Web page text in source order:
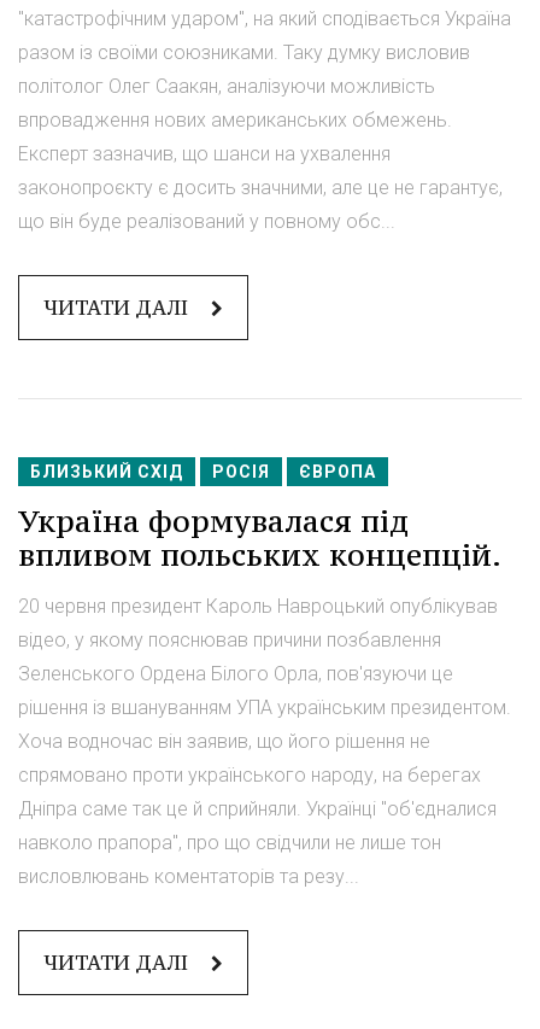
"катастрофічним ударом", на який сподівається Україна
разом із своїми союзниками. Таку думку висловив
політолог Олег Саакян, аналізуючи можливість
впровадження нових американських обмежень.
Експерт зазначив, що шанси на ухвалення
законопроєкту є досить значними, але це не гарантує,
що він буде реалізований у повному обс...
ЧИТАТИ ДАЛІ
БЛИЗЬКИЙ СХІД РОСІЯ ЄВРОПА
Україна формувалася під
впливом польських концепцій.
20 червня президент Кароль Навроцький опублікував
відео, у якому пояснював причини позбавлення
Зеленського Ордена Білого Орла, пов'язуючи це
рішення із вшануванням УПА українським президентом.
Хоча водночас він заявив, що його рішення не
спрямовано проти українського народу, на берегах
Дніпра саме так це й сприйняли. Українці "об'єдналися
навколо прапора", про що свідчили не лише тон
висловлювань коментаторів та резу...
ЧИТАТИ ДАЛІ